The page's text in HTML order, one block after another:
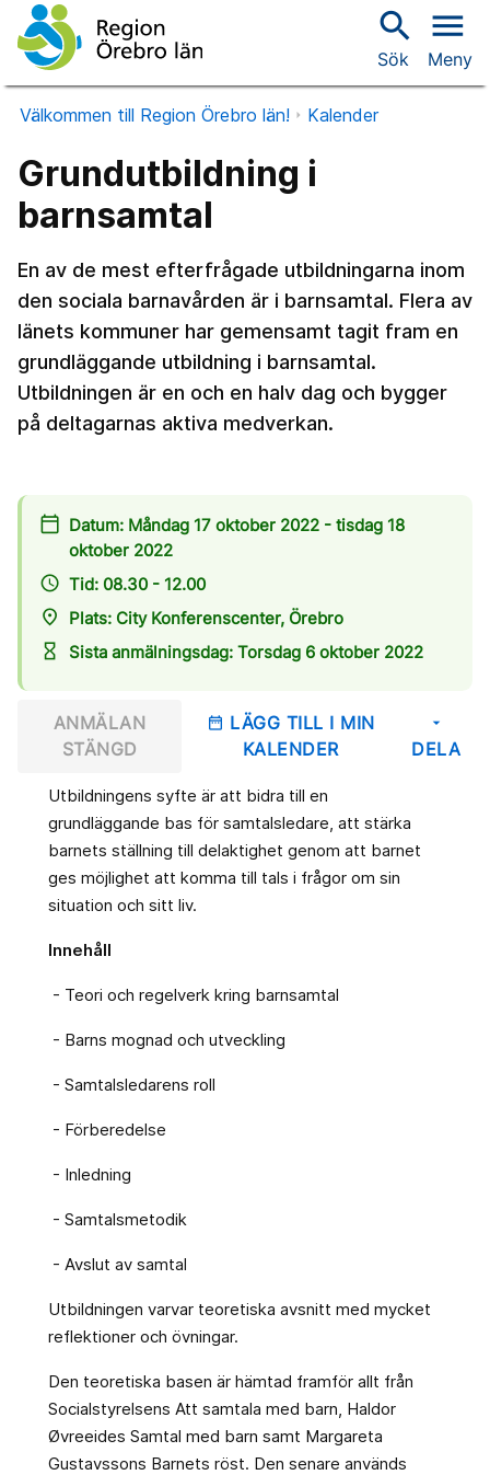
search
Sök
menu
Meny
Välkommen till Region Örebro län! Kalender
Grundutbildning i
barnsamtal
En av de mest efterfrågade utbildningarna inom
den sociala barnavården är i barnsamtal. Flera av
länets kommuner har gemensamt tagit fram en
grundläggande utbildning i barnsamtal.
Utbildningen är en och en halv dag och bygger
på deltagarnas aktiva medverkan.
calendar_today Datum: Måndag 17 oktober 2022 - tisdag 18
oktober 2022
access_time Tid: 08.30 - 12.00
place
Plats: City Konferenscenter, Örebro
hourglass_empty
Sista anmälningsdag: Torsdag 6 oktober 2022
ANMÄLAN
STÄNGD
date_range LÄGG TILL I MIN
KALENDER
arrow_drop_down
DELA
Utbildningens syfte är att bidra till en
grundläggande bas för samtalsledare, att stärka
barnets ställning till delaktighet genom att barnet
ges möjlighet att komma till tals i frågor om sin
situation och sitt liv.
Innehåll
- Teori och regelverk kring barnsamtal
- Barns mognad och utveckling
- Samtalsledarens roll
- Förberedelse
- Inledning
- Samtalsmetodik
- Avslut av samtal
Utbildningen varvar teoretiska avsnitt med mycket
reflektioner och övningar.
Den teoretiska basen är hämtad framför allt från
Socialstyrelsens Att samtala med barn, Haldor
Øvreeides Samtal med barn samt Margareta
Gustavssons Barnets röst. Den senare används